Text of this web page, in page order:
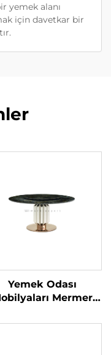
yemek alanı
için davetkar bir
Yemek Odası
Mermer